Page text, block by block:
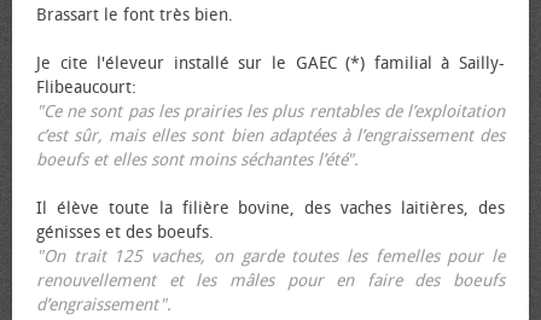
Brassart le font très bien.
Je cite l'éleveur installé sur le GAEC (*) familial à Sailly-
Flibeaucourt:
"Ce ne sont pas les prairies les plus rentables de l’exploitation
c’est sûr, mais elles sont bien adaptées à l’engraissement des
bœufs et elles sont moins séchantes l’été".
Il élève toute la filière bovine, des vaches laitières, des
génisses et des bœufs.
"On trait 125 vaches, on garde toutes les femelles pour le
renouvellement et les mâles pour en faire des bœufs
d’engraissement".